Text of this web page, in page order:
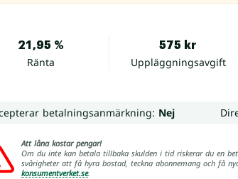
21,95 %
Ränta
575 kr
Uppläggningsavgift
betalningsanmärkning: Nej
Att låna kostar pengar!
Om du inte kan betala tillbaka skulden i tid riskerar du en
svårigheter att få hyra bostad, teckna abonnemang och få
konsumentverket.se.